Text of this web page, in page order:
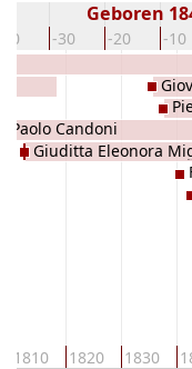
-30 -20 -10
Geboren
1810 1820 1830
Paolo Candoni
Giuditta Eleonora